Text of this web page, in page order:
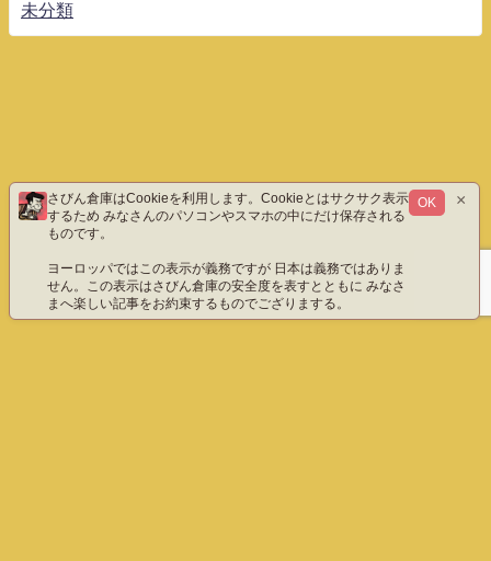
未分類
さびん倉庫はCookieを利用します。Cookieとはサクサク表示
するため みなさんのパソコンやスマホの中にだけ保存される
ものです。
ヨーロッパではこの表示が義務ですが 日本は義務ではありま
せん。この表示はさびん倉庫の安全度を表すとともに みなさ
まへ楽しい記事をお約束するものでござりまする。
OK ×